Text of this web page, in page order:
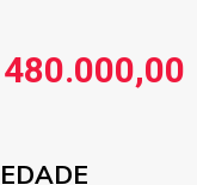
480.000,00